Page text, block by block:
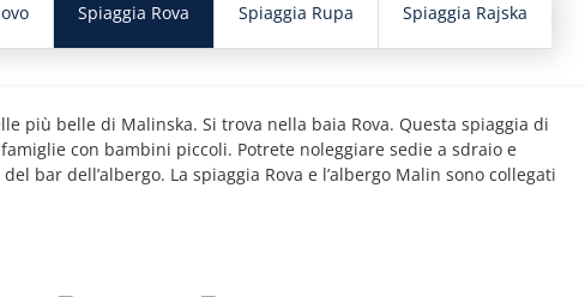
Spiaggia Rova Spiaggia Rupa Spiaggia Rajska
più belle di Malinska. Si trova nella baia Rova. Questa spiaggia di
con bambini piccoli. Potrete noleggiare sedie a sdraio e
bar dell’albergo. La spiaggia Rova e l’albergo Malin sono collegati